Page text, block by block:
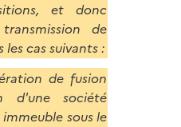
et donc
de
cas suivants :
de fusion
d'une société
sous le